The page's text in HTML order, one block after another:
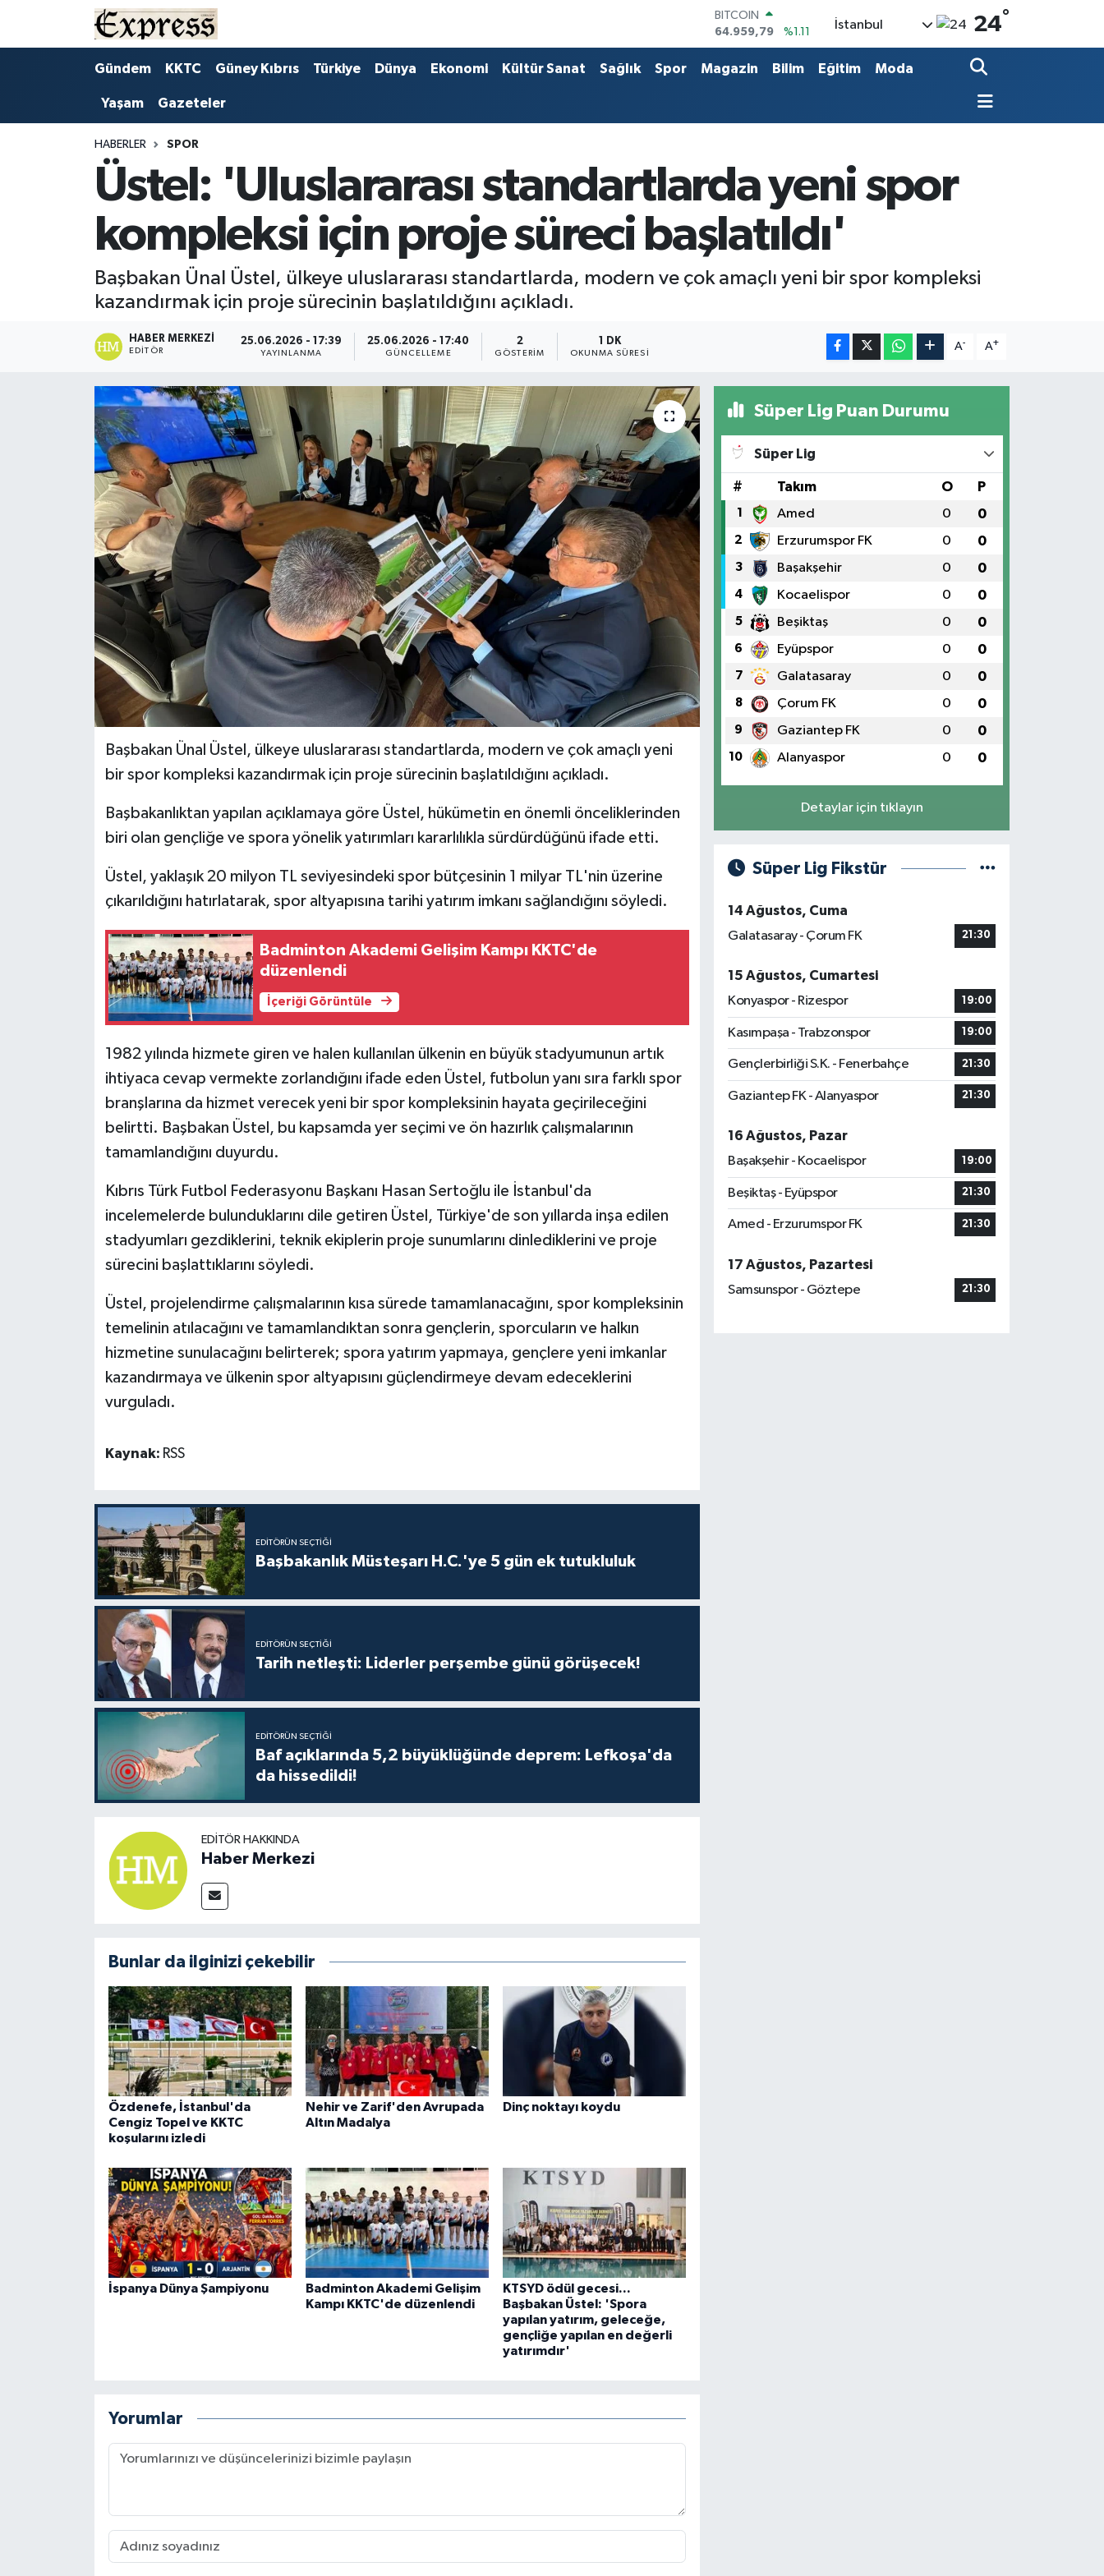
64.959,79
DOLAR
EURO
BİST100
13.779
%-14
İstanbul 24°
Gündem KKTC Güney Kıbrıs Türkiye Dünya Ekonomi Kültür Sanat Sağlık Spor Magazin Bilim Eğitim Moda
Yaşam Gazeteler
HABERLER SPOR
Üstel: 'Uluslararası standartlarda yeni spor
kompleksi için proje süreci başlatıldı'
Başbakan Ünal Üstel, ülkeye uluslararası standartlarda, modern ve çok amaçlı yeni bir spor kompleksi
kazandırmak için proje sürecinin başlatıldığını açıkladı.
HABER MERKEZI
EDITÖR
25.06.2026 - 17:39
YAYINLANMA
25.06.2026 - 17:40
GÜNCELLEME
2
GÖSTERIM
1 DK
OKUNMA SÜRESI
A- A+
Başbakan Ünal Üstel, ülkeye uluslararası standartlarda, modern ve çok amaçlı yeni
bir spor kompleksi kazandırmak için proje sürecinin başlatıldığını açıkladı.
Başbakanlıktan yapılan açıklamaya göre Üstel, hükümetin en önemli önceliklerinden
biri olan gençliğe ve spora yönelik yatırımları kararlılıkla sürdürdüğünü ifade etti.
Üstel, yaklaşık 20 milyon TL seviyesindeki spor bütçesinin 1 milyar TL'nin üzerine
çıkarıldığını hatırlatarak, spor altyapısına tarihi yatırım imkanı sağlandığını söyledi.
Badminton Akademi Gelişim Kampı KKTC'de
düzenlendi
İçeriği Görüntüle
1982 yılında hizmete giren ve halen kullanılan ülkenin en büyük stadyumunun artık
ihtiyaca cevap vermekte zorlandığını ifade eden Üstel, futbolun yanı sıra farklı spor
branşlarına da hizmet verecek yeni bir spor kompleksinin hayata geçirileceğini
belirtti. Başbakan Üstel, bu kapsamda yer seçimi ve ön hazırlık çalışmalarının
tamamlandığını duyurdu.
Kıbrıs Türk Futbol Federasyonu Başkanı Hasan Sertoğlu ile İstanbul'da
incelemelerde bulunduklarını dile getiren Üstel, Türkiye'de son yıllarda inşa edilen
stadyumları gezdiklerini, teknik ekiplerin proje sunumlarını dinlediklerini ve proje
sürecini başlattıklarını söyledi.
Üstel, projelendirme çalışmalarının kısa sürede tamamlanacağını, spor kompleksinin
temelinin atılacağını ve tamamlandıktan sonra gençlerin, sporcuların ve halkın
hizmetine sunulacağını belirterek; spora yatırım yapmaya, gençlere yeni imkanlar
kazandırmaya ve ülkenin spor altyapısını güçlendirmeye devam edeceklerini
vurguladı.
Kaynak: RSS
EDITÖRÜN SEÇTIĞI
Başbakanlık Müsteşarı H.C.'ye 5 gün ek tutukluluk
EDITÖRÜN SEÇTIĞI
Tarih netleşti: Liderler perşembe günü görüşecek!
EDITÖRÜN SEÇTIĞI
Baf açıklarında 5,2 büyüklüğünde deprem: Lefkoşa'da
da hissedildi!
EDITÖR HAKKINDA
Haber Merkezi
Bunlar da ilginizi çekebilir
Özdenefe, İstanbul'da
Cengiz Topel ve KKTC
koşularını izledi
Nehir ve Zarif'den Avrupada
Altın Madalya
Dinç noktayı koydu
İspanya Dünya Şampiyonu
Badminton Akademi Gelişim
Kampı KKTC'de düzenlendi
KTSYD ödül gecesi...
Başbakan Üstel: 'Spora
yapılan yatırım, geleceğe,
gençliğe yapılan en değerli
yatırımdır'
Yorumlar
Süper Lig Puan Durumu
Süper Lig
# Takım O P
1 Amed 0 0
2 Erzurumspor FK 0 0
3 Başakşehir 0 0
4 Kocaelispor 0 0
5 Beşiktaş 0 0
6 Eyüpspor 0 0
7 Galatasaray 0 0
8 Çorum FK 0 0
9 Gaziantep FK 0 0
10 Alanyaspor 0 0
Detaylar için tıklayın
Süper Lig Fikstür
14 Ağustos, Cuma
Galatasaray - Çorum FK
21:30
15 Ağustos, Cumartesi
Konyaspor - Rizespor
19:00
Kasımpaşa - Trabzonspor 19:00
Gençlerbirliği S.K. - Fenerbahçe 21:30
Gaziantep FK - Alanyaspor 21:30
16 Ağustos, Pazar
Başakşehir - Kocaelispor
19:00
Beşiktaş - Eyüpspor 21:30
Amed - Erzurumspor FK 21:30
17 Ağustos, Pazartesi
Samsunspor - Göztepe
21:30
ALAYKÖY
ALSANCAK
ÇATALKÖY
ENGLISH
GAZİMAĞUSA
GÜNDEM
GÜNEY KIBRIS
İÇ HABERLER
KÜLTÜR SANAT
MAGAZİN
Nöbetçi Eczaneler
Hava Durumu
Trafik Durumu
Süper Lig Puan Durumu ve Fikstür
Tüm Manşetler
Son Dakika Haberleri
Haber Arşivi